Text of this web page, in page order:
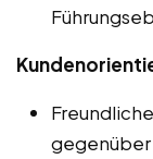
gegenüber